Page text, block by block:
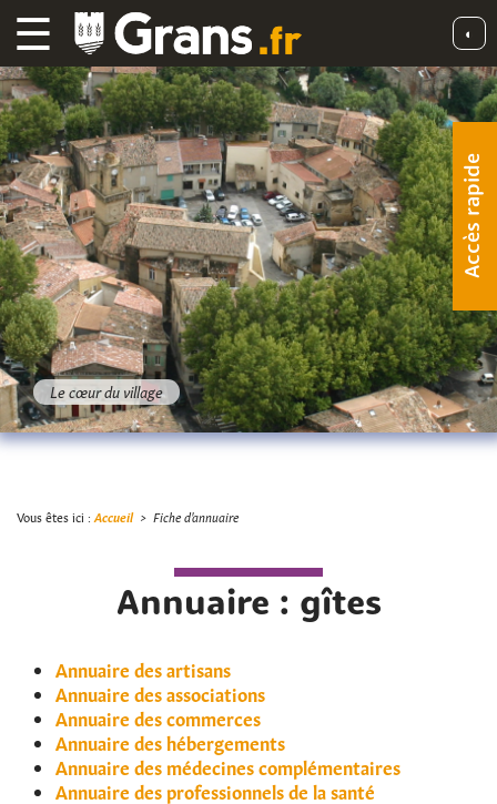
☰ ◐
Accès rapide
Le cœur du village
Vous êtes ici : Accueil> Fiche d'annuaire
Annuaire : gîtes
Annuaire des artisans
Annuaire des associations
Annuaire des commerces
Annuaire des hébergements
Annuaire des médecines complémentaires
Annuaire des professionnels de la santé